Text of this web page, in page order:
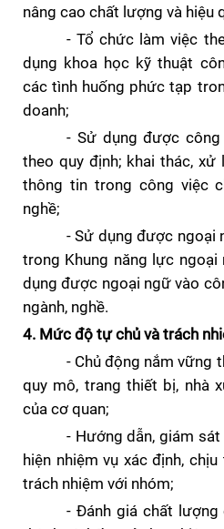
nâng cao chất lượng và hiệu
- Tổ chức làm việc
dụng khoa học kỹ thuật
các tình huống phức tạp
doanh;
- Sử dụng được
theo quy định; khai thác,
thông tin trong công việc
nghề;
-Sử dụng được ngoại
trong Khung năng lực
dụng được ngoại ngữ vào
ngành, nghề.
4. Mức độ tự chủ và trách
- Chủ động nắm vững
quy mô, trang thiết bị, nhà
của cơ quan;
- Hướng dẫn, giám
hiện nhiệm vụ xác định,
trách nhiệm với nhóm;
- Đánh giá chất lượng